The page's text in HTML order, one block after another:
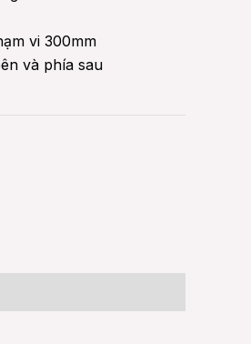
vi 300mm
và phía sau